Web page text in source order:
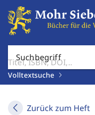
Suchbegriff
Volltextsuche
Zurück zum Heft